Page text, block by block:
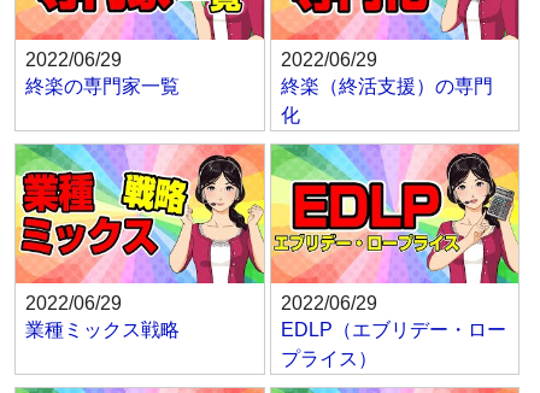
2022/06/29
終楽の専門家一覧
2022/06/29
終楽（終活支援）の専門
化
2022/06/29
業種ミックス戦略
2022/06/29
EDLP（エブリデー・ロー
プライス）